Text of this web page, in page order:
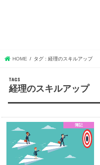
HOME タグ : 経理のスキルアップ
経理のスキルアップ
簿記